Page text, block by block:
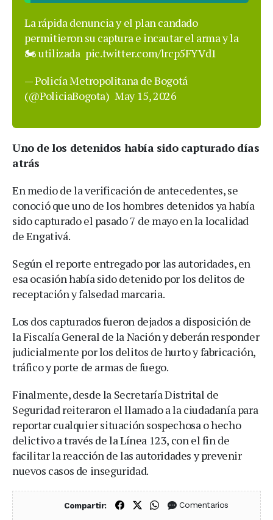
La rápida denuncia y el plan candado
permitieron su captura e incautar el arma y la
🏍 utilizada pic.twitter.com/lrcp5FYVd1
— Policía Metropolitana de Bogotá
(@PoliciaBogota) May 15, 2026
Uno de los detenidos había sido capturado días
atrás
En medio de la verificación de antecedentes, se
conoció que uno de los hombres detenidos ya había
sido capturado el pasado 7 de mayo en la localidad
de Engativá.
Según el reporte entregado por las autoridades, en
esa ocasión había sido detenido por los delitos de
receptación y falsedad marcaria.
Los dos capturados fueron dejados a disposición de
la Fiscalía General de la Nación y deberán responder
judicialmente por los delitos de hurto y fabricación,
tráfico y porte de armas de fuego.
Finalmente, desde la Secretaría Distrital de
Seguridad reiteraron el llamado a la ciudadanía para
reportar cualquier situación sospechosa o hecho
delictivo a través de la Línea 123, con el fin de
facilitar la reacción de las autoridades y prevenir
nuevos casos de inseguridad.
Compartir: Compartir en Facebook
Compartir en X (Twitter)
Compartir en WhatsApp
Comentarios